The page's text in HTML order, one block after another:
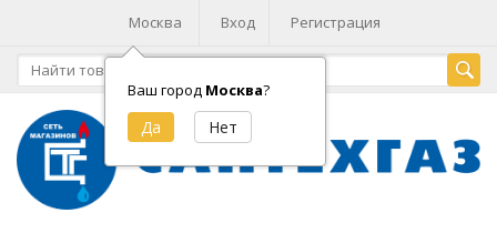
Москва
Ваш город Москва?
Вход Регистрация